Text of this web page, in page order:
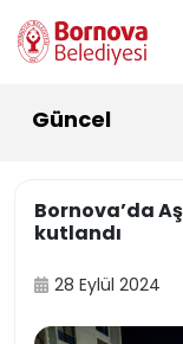
Güncel
Bornova’da
kutlandı
28 Eylül 2024